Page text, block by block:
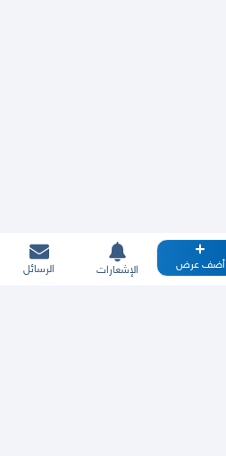
أضف عرض الإشعارات الرسائل